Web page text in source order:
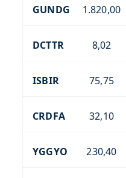
GUNDG 1.820,00
DCTTR 8,02
ISBIR 75,75
CRDFA 32,10
YGGYO 230,40